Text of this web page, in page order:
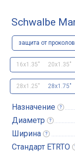
Schwalbe
защита от проколов
16x1.35" 20x1.35"
28x1.25" 28x1.75"
Назначение
Диаметр
Ширина
Стандарт ETRTO